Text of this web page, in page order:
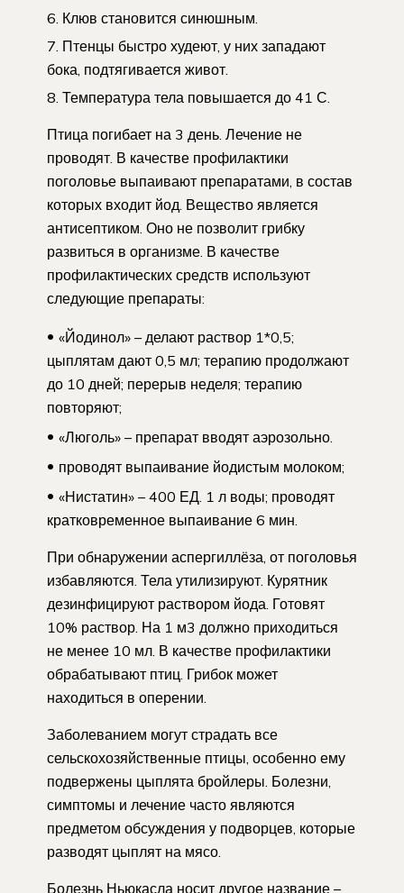
Клюв становится синюшным.
Птенцы быстро худеют, у них западают
бока, подтягивается живот.
Температура тела повышается до 41 С.
Птица погибает на 3 день. Лечение не
проводят. В качестве профилактики
поголовье выпаивают препаратами, в состав
которых входит йод. Вещество является
антисептиком. Оно не позволит грибку
развиться в организме. В качестве
профилактических средств используют
следующие препараты:
«Йодинол» – делают раствор 1*0,5;
цыплятам дают 0,5 мл; терапию продолжают
до 10 дней; перерыв неделя; терапию
повторяют;
«Люголь» – препарат вводят аэрозольно.
проводят выпаивание йодистым молоком;
«Нистатин» – 400 ЕД. 1 л воды; проводят
кратковременное выпаивание 6 мин.
При обнаружении аспергиллёза, от поголовья
избавляются. Тела утилизируют. Курятник
дезинфицируют раствором йода. Готовят
10% раствор. На 1 м3 должно приходиться
не менее 10 мл. В качестве профилактики
обрабатывают птиц. Грибок может
находиться в оперении.
Заболеванием могут страдать все
сельскохозяйственные птицы, особенно ему
подвержены цыплята бройлеры. Болезни,
симптомы и лечение часто являются
предметом обсуждения у подворцев, которые
разводят цыплят на мясо.
Болезнь Ньюкасла носит другое название –